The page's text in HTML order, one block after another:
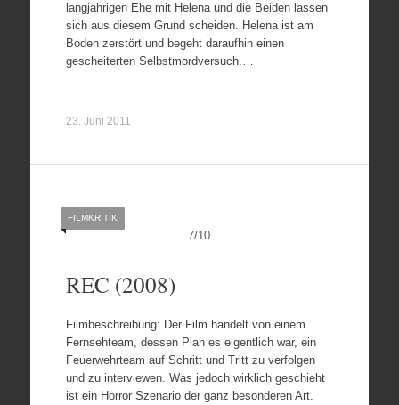
langjährigen Ehe mit Helena und die Beiden lassen
sich aus diesem Grund scheiden. Helena ist am
Boden zerstört und begeht daraufhin einen
gescheiterten Selbstmordversuch.…
23. Juni 2011
7/10
FILMKRITIK
REC (2008)
Filmbeschreibung: Der Film handelt von einem
Fernsehteam, dessen Plan es eigentlich war, ein
Feuerwehrteam auf Schritt und Tritt zu verfolgen
und zu interviewen. Was jedoch wirklich geschieht
ist ein Horror Szenario der ganz besonderen Art.